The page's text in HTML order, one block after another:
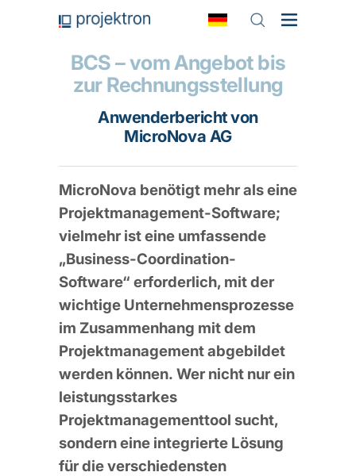
BCS – vom Angebot bis
zur Rechnungsstellung
Anwenderbericht von
MicroNova AG
MicroNova benötigt mehr als eine
Projektmanagement-Software;
vielmehr ist eine umfassende
„Business-Coordination-
Software“ erforderlich, mit der
wichtige Unternehmensprozesse
im Zusammenhang mit dem
Projektmanagement abgebildet
werden können. Wer nicht nur ein
leistungsstarkes
Projektmanagementtool sucht,
sondern eine integrierte Lösung
für die verschiedensten